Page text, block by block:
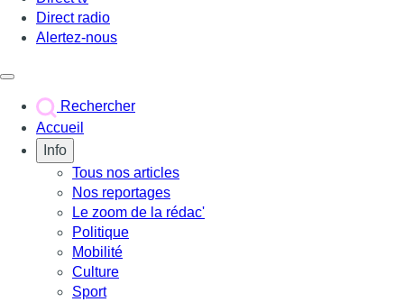
Direct radio
Alertez-nous
Rechercher
Accueil
Info
Tous nos articles
Nos reportages
Le zoom de la rédac'
Politique
Mobilité
Culture
Sport